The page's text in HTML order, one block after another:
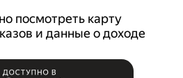
посмотреть карту
и данные о доходе